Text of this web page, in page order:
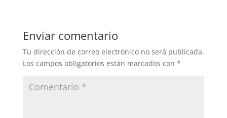
Enviar comentario
Tu dirección de correo electrónico no será publicada.
Los campos obligatorios están marcados con *